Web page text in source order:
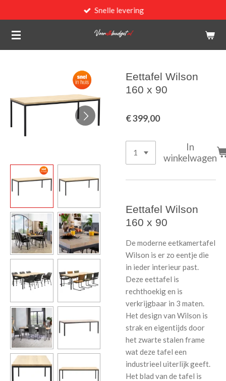
direct
naar
Snelle levering
Eettafel Wilson
160 x 90
€ 399,00
In
winkelwagen
Eettafel Wilson
160 x 90
De moderne eetkamertafel
Wilson is er zo eentje die
in ieder interieur past.
Deze eettafel is
rechthoekig en is
verkrijgbaar in 3 maten.
Het design van Wilson is
strak en eigentijds door
het zwarte stalen frame
wat deze tafel een
industrieel uiterlijk geeft.
Het blad van de tafel is